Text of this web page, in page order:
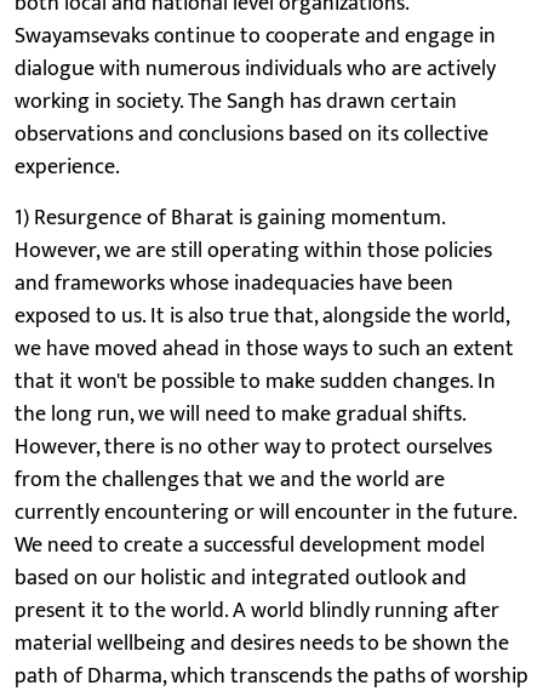
Swayamsevaks continue to cooperate and engage in
dialogue with numerous individuals who are actively
working in society. The Sangh has drawn certain
observations and conclusions based on its collective
experience.
1) Resurgence of Bharat is gaining momentum.
However, we are still operating within those policies
and frameworks whose inadequacies have been
exposed to us. It is also true that, alongside the world,
we have moved ahead in those ways to such an extent
that it won't be possible to make sudden changes. In
the long run, we will need to make gradual shifts.
However, there is no other way to protect ourselves
from the challenges that we and the world are
currently encountering or will encounter in the future.
We need to create a successful development model
based on our holistic and integrated outlook and
present it to the world. A world blindly running after
material wellbeing and desires needs to be shown the
path of Dharma, which transcends the paths of worship